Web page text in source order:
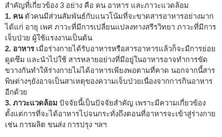
สำคัญที่เกี่ยวข้อง 3 อย่าง คือ คน อาหาร และภาวะแวดล้อม
1. คนตัวคนมีส่วนสัมพันธ์กับแนวโน้มที่จะขาดสารอาหารอย่างมาก
ได้แก่ อายุ เพศ ภาวะที่มีการเปลี่ยนแปลงทางสรีรวิทยา ภาวะที่มีการ
เจ็บป่วย ผู้ใช้แรงงานเป็นต้น
2. อาหารเมื่อร่างกายได้รับอาหารหรือสารอาหารแล้วก็จะมีการย่อย
ดูดซึม และนำไปใช้ สารหลายอย่างที่มีอยู่ในอาหารอาจทำการขัด
ขวางกันทำให้ร่างกายไม่ได้อาหารเพียงพอตามที่คาด นอกจากนี้สาร
พิษต่างๆยังอาจเป็นสาเหตุของความเจ็บป่วยเนื่องจากการกินอาหาร
อีกด้วย
3. ภาวะแวดล้อม ปัจจัยนี้เป็นปัจจัยสำคัญ เพราะมีความเกี่ยวข้อง
ตั้งแต่การที่จะได้อาหารไปจนกระทั่งถึงตอนที่อาหารจะเข้าสู่ร่างกาย
เช่น การผลิต ขนส่ง การปรุง ฯลฯ